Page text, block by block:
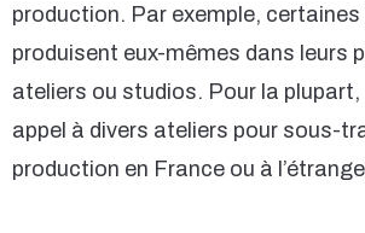
production. Par exemple, certaines
produisent eux-mêmes dans leurs
ateliers ou studios. Pour la
appel à divers ateliers pour sous-
production en France ou à